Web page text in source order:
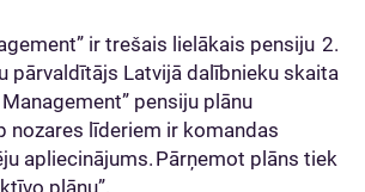
ir trešais lielākais pensiju 2.
pārvaldītājs Latvijā dalībnieku skaita
pensiju plānu
nozares līderiem ir komandas
apliecinājums. Pārņemot plāns tiek
plānu”.